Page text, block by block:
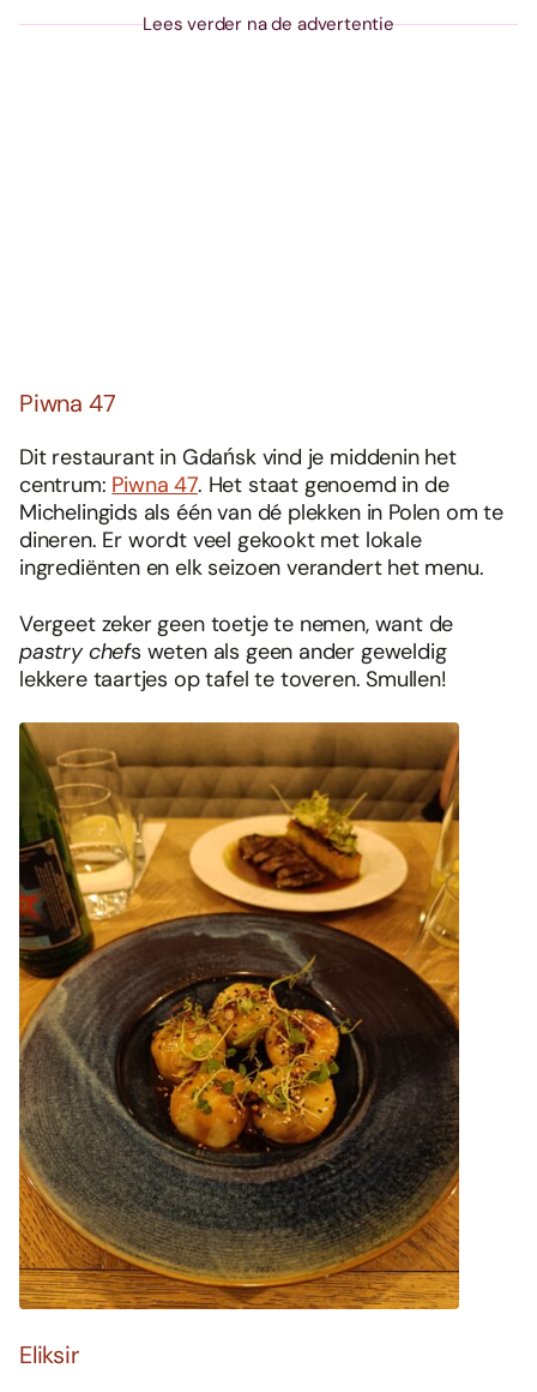
Lees verder na de advertentie
Piwna 47
Dit restaurant in Gdańsk vind je middenin het
centrum: Piwna 47. Het staat genoemd in de
Michelingids als één van dé plekken in Polen om te
dineren. Er wordt veel gekookt met lokale
ingrediënten en elk seizoen verandert het menu.
Vergeet zeker geen toetje te nemen, want de
pastry chefs weten als geen ander geweldig
lekkere taartjes op tafel te toveren. Smullen!
Eliksir